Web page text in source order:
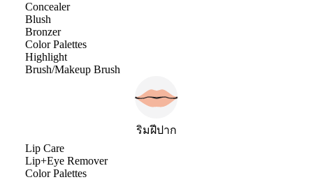
Concealer
Blush
Bronzer
Color Palettes
Highlight
Brush/Makeup Brush
ริมฝีปาก
Lip Care
Lip+Eye Remover
Color Palettes